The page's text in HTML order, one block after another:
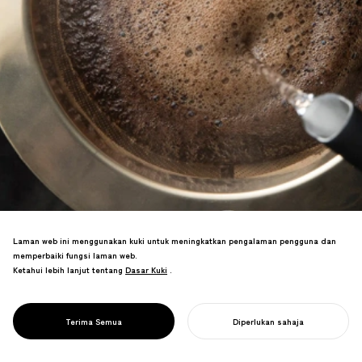
PROJECT
CORES
istimewa, memajukan budaya kopi
Laman web ini menggunakan kuki untuk meningkatkan pengalaman pengguna dan
memperbaiki fungsi laman web.
Ketahui lebih lanjut tentang Dasar Kuki
Dasar Kuki .
Terima Semua Diperlukan sahaja